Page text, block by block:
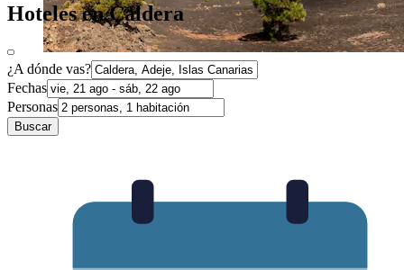
Hoteles en Caldera
¿A dónde vas?
Fechas
Personas
Buscar